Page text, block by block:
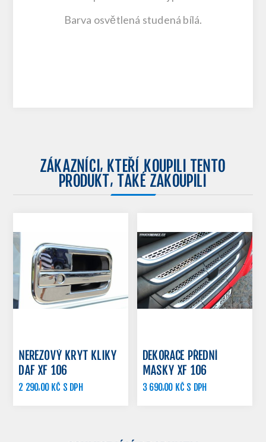
Barva osvětlená studená bílá.
ZÁKAZNÍCI, KTEŘÍ KOUPILI TENTO
PRODUKT, TAKÉ ZAKOUPILI
NEREZOVÝ KRYT KLIKY
DAF XF 106
2 290,00 KČ S DPH
DEKORACE PŘEDNÍ
MASKY XF 106
3 690,00 KČ S DPH